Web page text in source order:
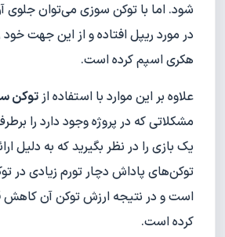
شود. اما با توکن سوزی می‌توان جلوی
در مورد ریپل افتاده و از این جهت
هکری اسپم کرده است.
علاوه بر این موارد با استفاده ازتوکن
مشکلاتی که در پروژه وجود دارد را
یک بازی را در نظر بگیرید که به دلیل
توکن‌های پاداش دچار تورم زیادی در
است و در نتیجه ارزش توکن آن کاهش
کرده است.